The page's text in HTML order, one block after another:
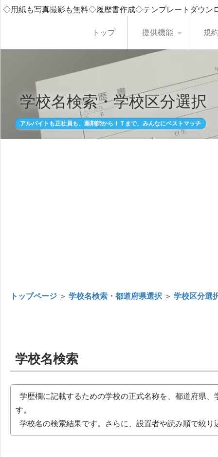
◇用紙も写真撮影も無料◇履歴書作成◇テンプレートダウ
トップ 提供機能 規
学校名検索・学校区分選択
アルバイトも正社員も、薬剤師からＩＴまで、みんなにベストマッチ
トップページ ＞ 学校名検索・都道府県選択 ＞ 学校区分選
学校名検索
学歴欄に記載するための学校の正式名称を、都道府県
す。
学校名の検索結果です。さらに、設置者や読み順で絞り